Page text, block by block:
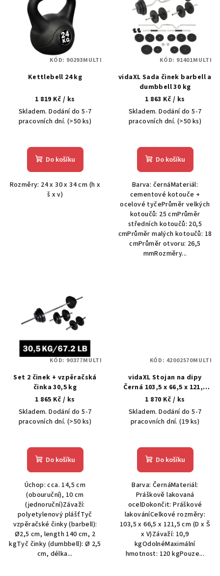
Kettlebell 24 kg
1 819 Kč / ks
Skladem. Dodání do 5-7
pracovních dní.(>50 ks)
Do košíku
Rozměry: 24 x 30 x 34 cm (h x
š x v)
KÓD: 90293MULTI
vidaXL Sada činek barbell a
dumbbell 30 kg
1 863 Kč / ks
Skladem. Dodání do 5-7
pracovních dní.(>50 ks)
Do košíku
Barva: černáMateriál:
cementové kotouče +
ocelové tyčePrůměr velkých
kotoučů: 25 cmPrůměr
středních kotoučů: 20,5
cmPrůměr malých kotoučů: 18
cmPrůměr otvoru: 26,5
mmRozměry...
KÓD: 91401MULTI
Set 2 činek + vzpěračská
činka 30,5 kg
1 865 Kč / ks
Skladem. Dodání do 5-7
pracovních dní.(>50 ks)
Do košíku
Úchop: cca. 14,5 cm
(obouruční), 10 cm
(jednoruční)Závaží:
polyetylenový plášťTyč
vzpěračské činky (barbell):
Ø2,5 cm, length 140 cm, 2
kgTyč činky (dumbbell): Ø 2,5
cm, délka...
KÓD: 90377MULTI
vidaXL Stojan na dipy
Černá 103,5 x 66,5 x 121,5
cm
1 870 Kč / ks
Skladem. Dodání do 5-7
pracovních dní.(19 ks)
Do košíku
Barva: ČernáMateriál:
Práškově lakovaná
ocelDokončit: Práškové
lakováníCelkové rozměry:
103,5 x 66,5 x 121,5 cm (D x Š
x V)Závaží: 10,9
kgOdolnéMaximální
hmotnost: 120 kgPouze...
KÓD: 42002570MULTI